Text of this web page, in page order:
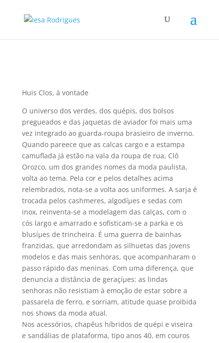
Huis Clos, à vontade
O universo dos verdes, dos quépis, dos bolsos
pregueados e das jaquetas de aviador foi mais uma
vez integrado ao guarda-roupa brasieiro de inverno.
Quando pareece que as calcas cargo e a estampa
camuflada já estão na vala da roupa de rua, Clô
Orozco, um dos grandes nomes da moda paulista,
volta ao tema. Pela cor e pelos detalhes acima
relembrados, nota-se a volta aos uniformes. A sarja é
trocada pelos cashmeres, algodíµes e sedas com
inox, reinventa-se a modelagem das calças, com o
cós largo e amarrado e sofisticam-se a parka e os
blusíµes de trincheira. É uma guerra de bainhas
franzidas, que arredondam as silhuetas das jovens
modelos e das mais senhoras, que acompanharam o
passo rápido das meninas. Com uma diferença, que
denuncia a distância de geraçíµes: as lindas
senhoras não resistiam à emoção de estar sobre a
passarela de ferro, e sorriam, atitude quase proibida
nos shows da moda atual.
Nos acessórios, chapêus hí­bridos de quépi e viseira
e sandálias de plataforma, tipo anos 40, em couros